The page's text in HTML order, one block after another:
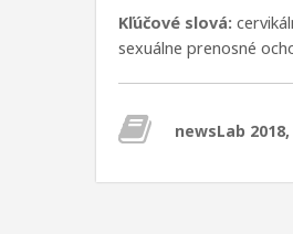
Kľúčové slová:
sexuálne prenosné
newsLab 2018,